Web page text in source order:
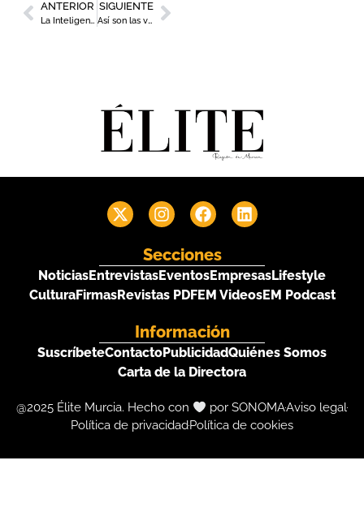
ANTERIOR
La Inteligencia Artificial llega al Sorteo del Niño en la Región de Murcia con ‘El Perolo’
SIGUIENTE
Así son las viviendas de obra nueva en la zona norte de Murcia
Secciones
NoticiasEntrevistasEventosEmpresasLifestyle
CulturaFirmasRevistas PDFEM VideosEM Podcast
Información
SuscríbeteContactoPublicidadQuiénes Somos
Carta de la Directora
@2025 Élite Murcia. Hecho con por SONOMAAviso legal
Política de privacidadPolítica de cookies